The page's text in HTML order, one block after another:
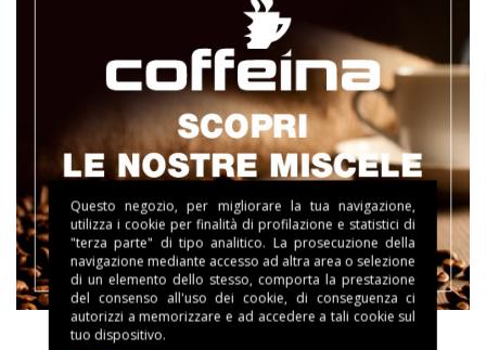
Questo negozio, per migliorare la tua navigazione,
utilizza i cookie per finalità di profilazione e statistici di
"terza parte" di tipo analitico. La prosecuzione della
navigazione mediante accesso ad altra area o selezione
di un elemento dello stesso, comporta la prestazione
del consenso all'uso dei cookie, di conseguenza ci
autorizzi a memorizzare e ad accedere a tali cookie sul
tuo dispositivo.